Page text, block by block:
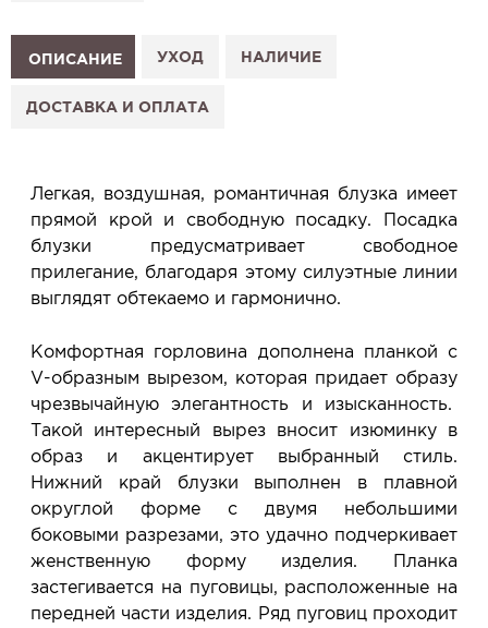
1. Выберите изделие на сайте.
2. Нажмите «Заказать примерку» и выберите салон.
3. Заполните форму и отправьте заявку.
Услуга бесплатная и ни к чему не обязывает: Вы
примеряете в салоне и уже на месте решаете,
покупать или нет.
Планируйте визит в удобное для Вас время -
резерв действует 5 дней.
ОПИСАНИЕ УХОД НАЛИЧИЕ
ДОСТАВКА И ОПЛАТА
Легкая, воздушная, романтичная блузка имеет
прямой крой и свободную посадку. Посадка
блузки предусматривает свободное
прилегание, благодаря этому силуэтные линии
выглядят обтекаемо и гармонично.
Комфортная горловина дополнена планкой с
V-образным вырезом, которая придает образу
чрезвычайную элегантность и изысканность.
Такой интересный вырез вносит изюминку в
образ и акцентирует выбранный стиль.
Нижний край блузки выполнен в плавной
округлой форме с двумя небольшими
боковыми разрезами, это удачно подчеркивает
женственную форму изделия. Планка
застегивается на пуговицы, расположенные на
передней части изделия. Ряд пуговиц проходит